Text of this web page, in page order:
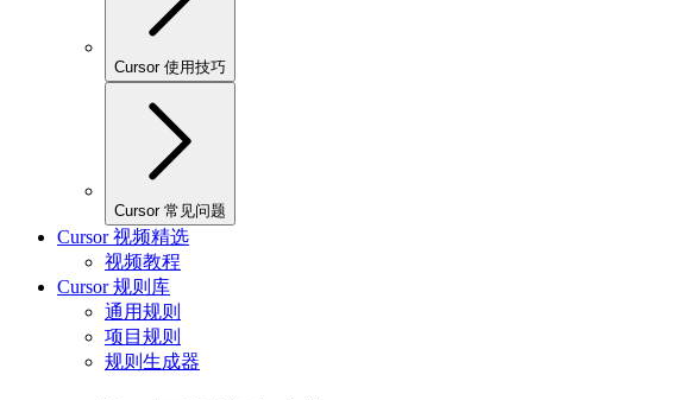
Cursor 使用技巧
Cursor 常见问题
Cursor 视频精选
视频教程
Cursor 规则库
通用规则
项目规则
规则生成器